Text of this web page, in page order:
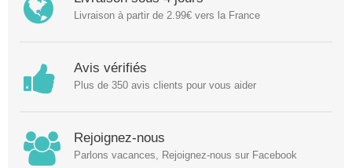
Livraison à partir de 2.99€ vers la France
Avis vérifiés
Plus de 350 avis clients pour vous aider
Rejoignez-nous
Parlons vacances, Rejoignez-nous sur Facebook